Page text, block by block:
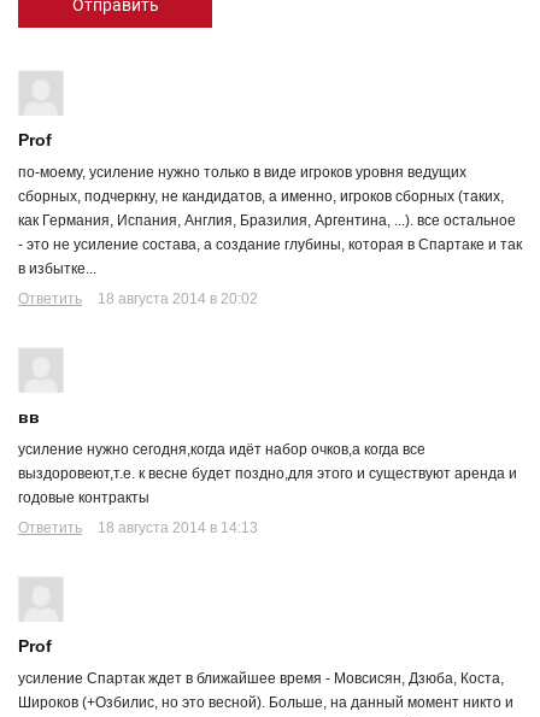
Отправить
Prof
по-моему, усиление нужно только в виде игроков уровня ведущих
сборных, подчеркну, не кандидатов, а именно, игроков сборных (таких,
как Германия, Испания, Англия, Бразилия, Аргентина, ...). все остальное
- это не усиление состава, а создание глубины, которая в Спартаке и так
в избытке...
Ответить
18 августа 2014 в 20:02
вв
усиление нужно сегодня,когда идёт набор очков,а когда все
выздоровеют,т.е. к весне будет поздно,для этого и существуют аренда и
годовые контракты
Ответить
18 августа 2014 в 14:13
Prof
усиление Спартак ждет в ближайшее время - Мовсисян, Дзюба, Коста,
Широков (+Озбилис, но это весной). Больше, на данный момент никто и